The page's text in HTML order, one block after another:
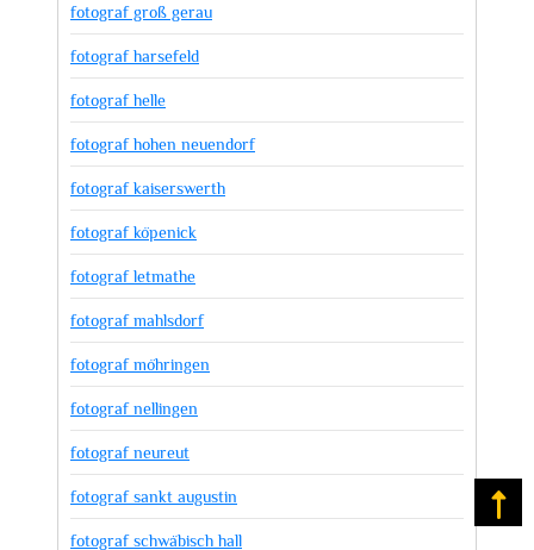
fotograf groß gerau
fotograf harsefeld
fotograf helle
fotograf hohen neuendorf
fotograf kaiserswerth
fotograf köpenick
fotograf letmathe
fotograf mahlsdorf
fotograf möhringen
fotograf nellingen
fotograf neureut
fotograf sankt augustin
fotograf schwäbisch hall